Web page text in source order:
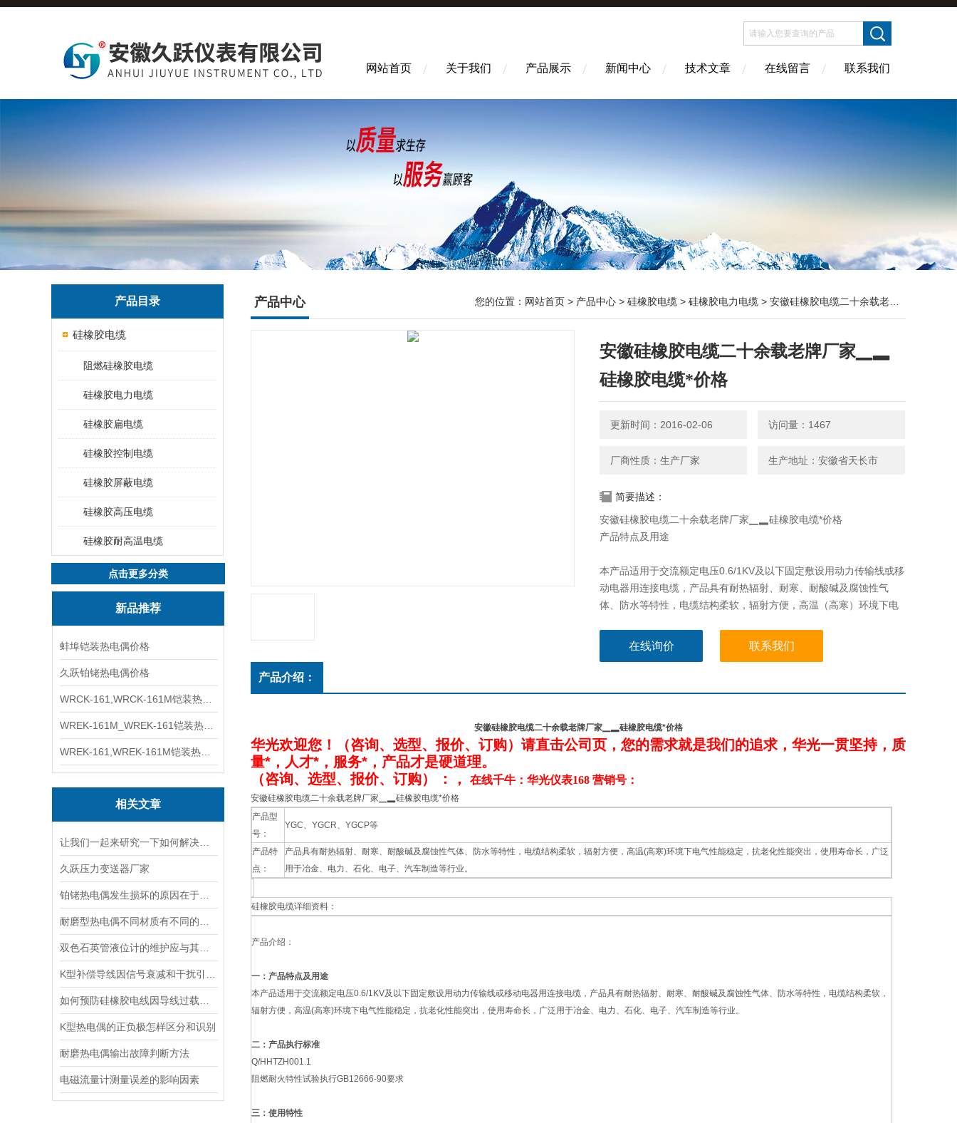
网站首页 关于我们 产品展示 新闻中心 技术文章 在线留言 联系我们
产品目录
硅橡胶电缆
阻燃硅橡胶电缆
硅橡胶电力电缆
硅橡胶扁电缆
硅橡胶控制电缆
硅橡胶屏蔽电缆
硅橡胶高压电缆
硅橡胶耐高温电缆
点击更多分类
新品推荐
蚌埠铠装热电偶价格
久跃铂铑热电偶价格
相关文章
久跃压力变送器厂家
K型热电偶的正负极怎样区分和识别
耐磨热电偶输出故障判断方法
电磁流量计测量误差的影响因素
产品中心 您的位置： 网站首页 > 产品中心 > 硅橡胶电缆 > 硅橡胶电力电缆 > 安徽硅橡胶电缆二十余载老牌厂家▁▂硅橡胶电缆*价格
安徽硅橡胶电缆二十余载老牌厂家▁▂
硅橡胶电缆*价格
更新时间：2016-02-06 访问量：1467
厂商性质：生产厂家 生产地址：安徽省天长市
简要描述：
安徽硅橡胶电缆二十余载老牌厂家▁▂硅橡胶电缆*价格
产品特点及用途
本产品适用于交流额定电压0.6/1KV及以下固定敷设用动力传输线或移
动电器用连接电缆，产品具有耐热辐射、耐寒、耐酸碱及腐蚀性气
体、防水等特性，电缆结构柔软，辐射方便，高温（高寒）环境下电
石化、电子、汽车制造等行业。
在线询价 联系我们
产品介绍：
安徽硅橡胶电缆二十余载老牌厂家▁▂硅橡胶电缆*价格
华光欢迎您！（咨询、选型、报价、订购）请直击公司 页 ，您的需求就是我们的追求，华光一贯坚持，质
量*，人才*，服务*，产品才是硬道理。
（咨询、选型、报价、订购）
：， 在线千牛：华光仪表168 营销号：
安徽硅橡胶电缆二十余载老牌厂家▁▂硅橡胶电缆*价格
产品型
号：
YGC、YGCR、YGCP等
产品特
点：
产品具有耐热辐射、耐寒、耐酸碱及腐蚀性气体、防水等特性，电缆结构柔软，辐射方便，高温(高寒)环境下电气性能稳定，抗老化性能突出，使用寿命长，广泛
用于冶金、电力、石化、电子、汽车制造等行业。
硅橡胶电缆详细资料：
产品介绍：
一：产品特点及用途
本产品适用于交流额定电压0.6/1KV及以下固定敷设用动力传输线或移动电器用连接电缆，产品具有耐热辐射、耐寒、耐酸碱及腐蚀性气体、防水等特性，电缆结构柔软，
辐射方便，高温(高寒)环境下电气性能稳定，抗老化性能突出，使用寿命长，广泛用于冶金、电力、石化、电子、汽车制造等行业。
二：产品执行标准
Q/HHTZH001.1
阻燃耐火特性试验执行GB12666-90要求
三：使用特性